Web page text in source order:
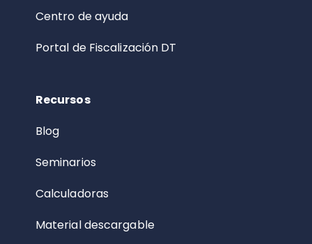
Centro de ayuda
Portal de Fiscalización DT
Recursos
Blog
Seminarios
Calculadoras
Material descargable